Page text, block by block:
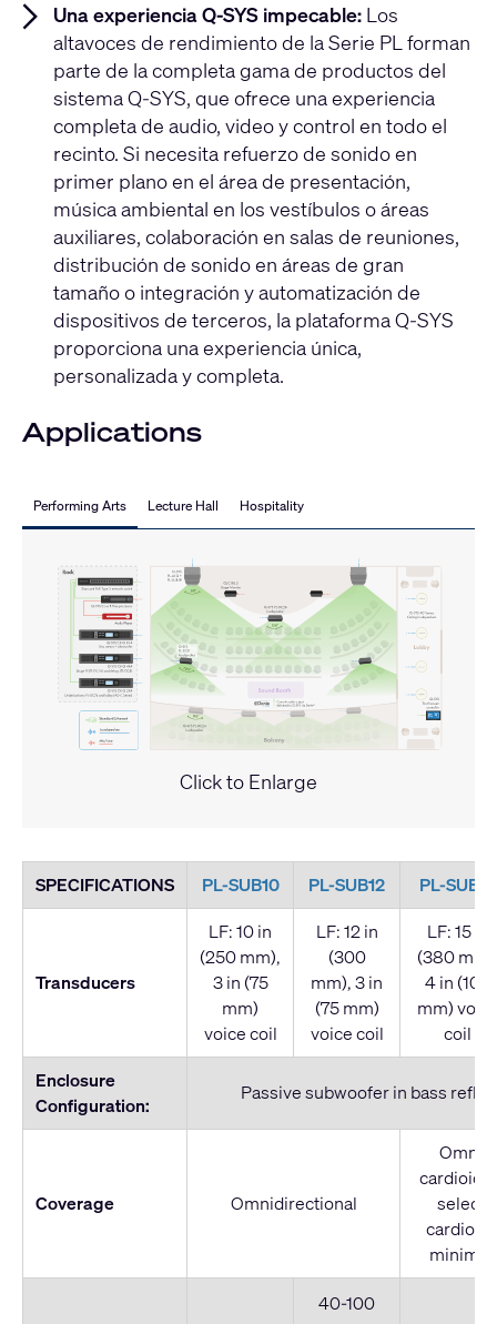
Una experiencia Q-SYS impecable: Los
altavoces de rendimiento de la Serie PL forman
parte de la completa gama de productos del
sistema Q-SYS, que ofrece una experiencia
completa de audio, video y control en todo el
recinto. Si necesita refuerzo de sonido en
primer plano en el área de presentación,
música ambiental en los vestíbulos o áreas
auxiliares, colaboración en salas de reuniones,
distribución de sonido en áreas de gran
tamaño o integración y automatización de
dispositivos de terceros, la plataforma Q-SYS
proporciona una experiencia única,
personalizada y completa.
Applications
Performing Arts Lecture Hall Hospitality
Click to Enlarge
SPECIFICATIONS PL-SUB10 PL-SUB12 PL-SUB15
Transducers
LF: 10 in
(250 mm),
3 in (75
mm)
voice coil
LF: 12 in
(300
mm), 3 in
(75 mm)
voice coil
LF: 15 in
(380
4 in (100
mm)
coil
Enclosure
Configuration:
Passive subwoofer in bass
Coverage Omnidirectional
Omni-
cardioid
cardioid
40-100